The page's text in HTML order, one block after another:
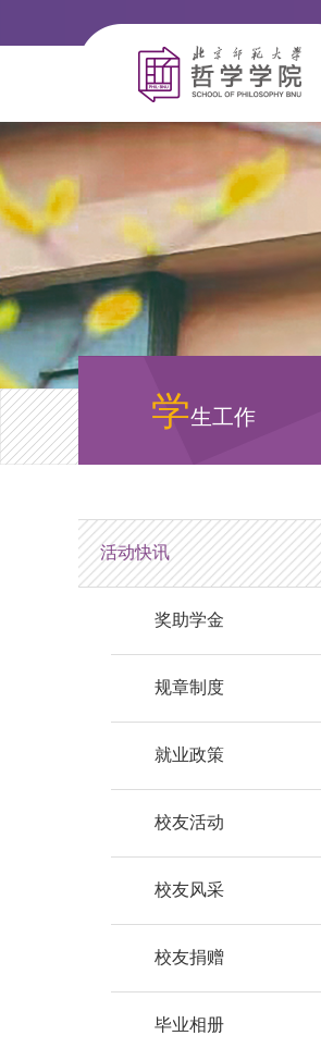
学生工作
活动快讯
奖助学金
规章制度
就业政策
校友活动
校友风采
校友捐赠
毕业相册